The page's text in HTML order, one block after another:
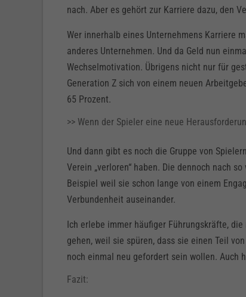
nach. Aber es gehört zur Karriere dazu, den
Wer innerhalb eines Unternehmens Karriere
anderes Unternehmen. Und da Geld nun
Wechselmotivation. Übrigens nicht nur für
Generation Z sich von einem neuen
65 Prozent.
>> Wenn der Spieler eine neue
Und dann gibt es noch die Gruppe von
Verein „verloren“ haben. Die dennoch nach
Beispiel weil sie schon lange von einem
Verbundenheit auseinander.
Ich erlebe immer häufiger Führungskräfte,
gehen, weil sie spüren, dass sie einen Teil
noch einmal neu gefordert sein wollen. Auch
Fazit: